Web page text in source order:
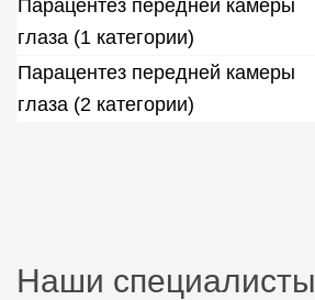
Парацентез передней камеры
глаза (1 категории)
Парацентез передней камеры
глаза (2 категории)
Наши специалисты